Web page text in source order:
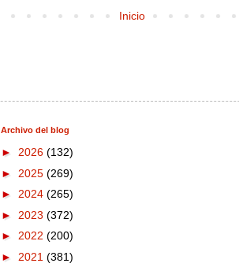
Inicio
Archivo del blog
► 2026 (132)
► 2025 (269)
► 2024 (265)
► 2023 (372)
► 2022 (200)
► 2021 (381)